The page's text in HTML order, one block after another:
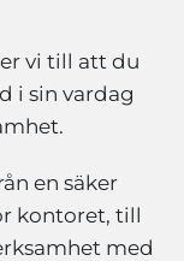
vi till att du
i sin vardag
en säker
kontoret, till
med